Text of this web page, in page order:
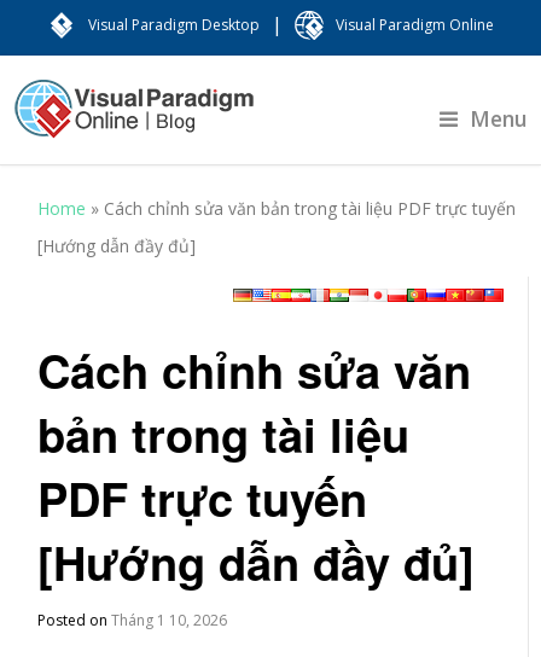
Visual Paradigm Desktop | Visual Paradigm Online
Menu
Home » Cách chỉnh sửa văn bản trong tài liệu PDF trực tuyến
[Hướng dẫn đầy đủ]
Cách chỉnh sửa văn
bản trong tài liệu
PDF trực tuyến
[Hướng dẫn đầy đủ]
Posted onTháng 1 10, 2026